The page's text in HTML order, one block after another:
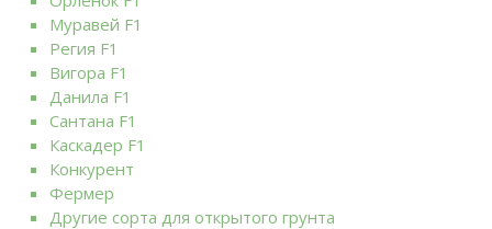
Муравей F1
Регия F1
Вигора F1
Данила F1
Сантана F1
Каскадер F1
Конкурент
Фермер
Другие сорта для открытого грунта